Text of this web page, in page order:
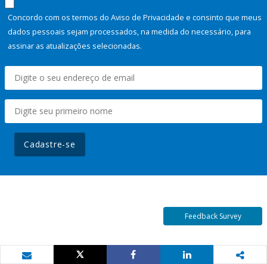
Concordo com os termos do Aviso de Privacidade e consinto que meus
dados pessoais sejam processados, na medida do necessário, para
assinar as atualizações selecionadas.
Cadastre-se
Feedback Survey